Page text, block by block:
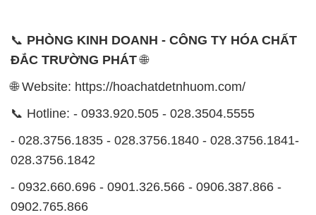
📞 PHÒNG KINH DOANH - CÔNG TY HÓA CHẤT
ĐẮC TRƯỜNG PHÁT🌐
🌐 Website: https://hoachatdetnhuom.com/
📞 Hotline: - 0933.920.505 - 028.3504.5555
- 028.3756.1835 - 028.3756.1840 - 028.3756.1841-
028.3756.1842
- 0932.660.696 - 0901.326.566 - 0906.387.866 -
0902.765.866